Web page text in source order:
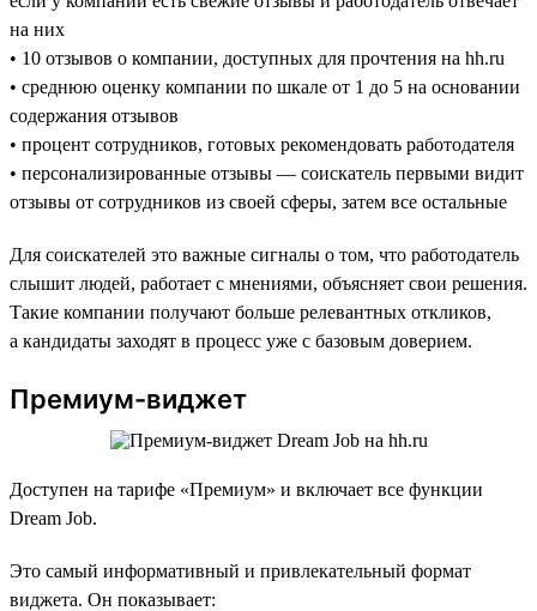
на них
• 10 отзывов о компании, доступных для прочтения на hh.ru
• среднюю оценку компании по шкале от 1 до 5 на основании
содержания отзывов
• процент сотрудников, готовых рекомендовать работодателя
• персонализированные отзывы — соискатель первыми видит
отзывы от сотрудников из своей сферы, затем все остальные
Для соискателей это важные сигналы о том, что работодатель
слышит людей, работает с мнениями, объясняет свои решения.
Такие компании получают больше релевантных откликов,
а кандидаты заходят в процесс уже с базовым доверием.
Премиум-виджет
Доступен на тарифе «Премиум» и включает все функции
Dream Job.
Это самый информативный и привлекательный формат
виджета. Он показывает: